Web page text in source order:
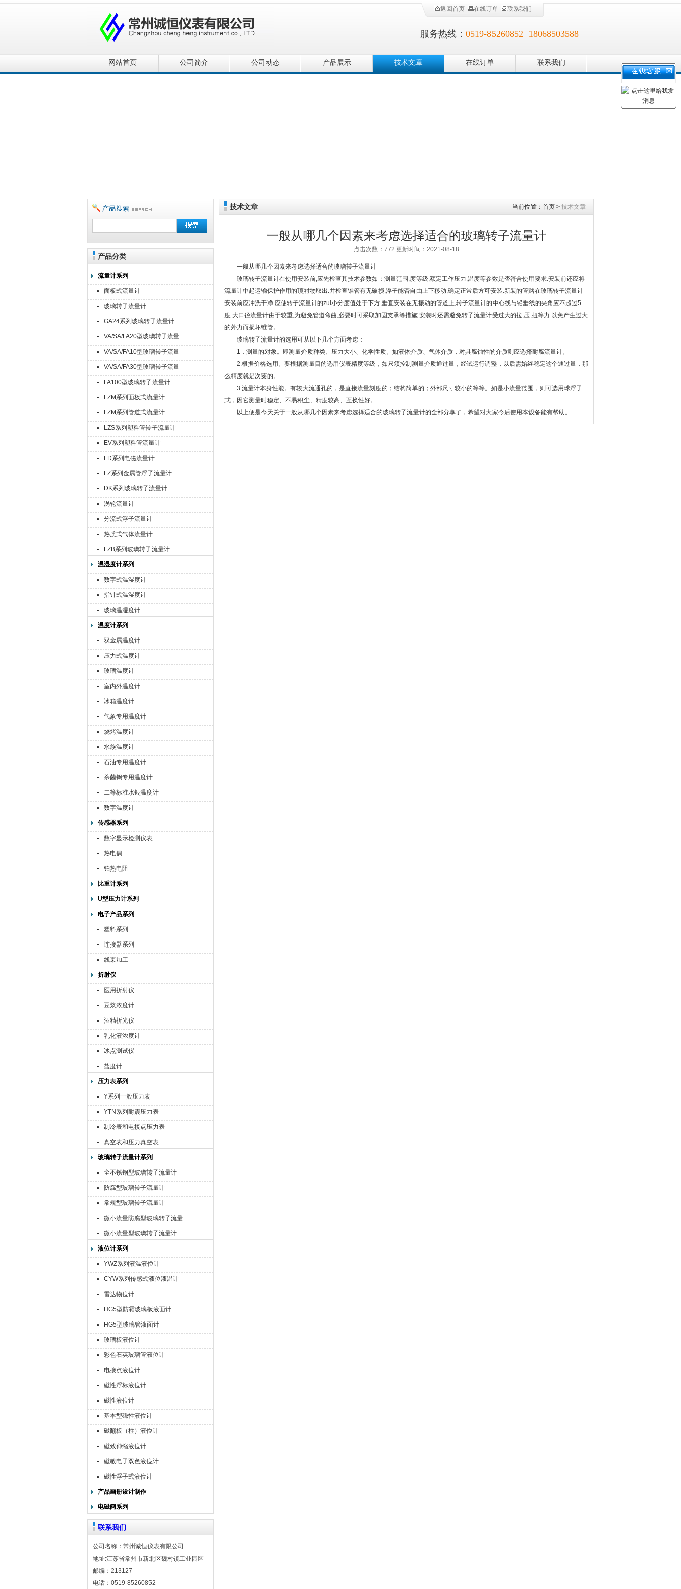
返回首页 在线订单 联系我们
服务热线： 0519-85260852 18068503588
网站首页 公司简介 公司动态 产品展示 技术文章 在线订单 联系我们
产品分类
流量计系列
面板式流量计
玻璃转子流量计
GA24系列玻璃转子流量计
VA/SA/FA20型玻璃转子流量
计
VA/SA/FA10型玻璃转子流量
计
VA/SA/FA30型玻璃转子流量
计
FA100型玻璃转子流量计
LZM系列面板式流量计
LZM系列管道式流量计
LZS系列塑料管转子流量计
EV系列塑料管流量计
LD系列电磁流量计
LZ系列金属管浮子流量计
DK系列玻璃转子流量计
涡轮流量计
分流式浮子流量计
热质式气体流量计
LZB系列玻璃转子流量计
温湿度计系列
数字式温湿度计
指针式温湿度计
玻璃温湿度计
温度计系列
双金属温度计
压力式温度计
玻璃温度计
室内外温度计
冰箱温度计
气象专用温度计
烧烤温度计
水族温度计
石油专用温度计
杀菌锅专用温度计
二等标准水银温度计
数字温度计
传感器系列
数字显示检测仪表
热电偶
铂热电阻
比重计系列
U型压力计系列
电子产品系列
塑料系列
连接器系列
线束加工
折射仪
医用折射仪
豆浆浓度计
酒精折光仪
乳化液浓度计
冰点测试仪
盐度计
压力表系列
Y系列一般压力表
YTN系列耐震压力表
制冷表和电接点压力表
真空表和压力真空表
玻璃转子流量计系列
全不锈钢型玻璃转子流量计
防腐型玻璃转子流量计
常规型玻璃转子流量计
微小流量防腐型玻璃转子流量
计
微小流量型玻璃转子流量计
液位计系列
YWZ系列液温液位计
CYW系列传感式液位液温计
雷达物位计
HG5型防霜玻璃板液面计
HG5型玻璃管液面计
玻璃板液位计
彩色石英玻璃管液位计
电接点液位计
磁性浮标液位计
磁性液位计
基本型磁性液位计
磁翻板（柱）液位计
磁致伸缩液位计
磁敏电子双色液位计
磁性浮子式液位计
产品画册设计制作
电磁阀系列
联系我们
公司名称：常州诚恒仪表有限公司
地址:江苏省常州市新北区魏村镇工业园区
邮编：213127
电话：0519-85260852
技术文章 当前位置： 首页 > 技术文章
一般从哪几个因素来考虑选择适合的玻璃转子流量计
点击次数：772 更新时间：2021-08-18
一般从哪几个因素来考虑选择适合的玻璃转子流量计
玻璃转子流量计在使用安装前,应先检查其技术参数如：测量范围,度等级,额定工作压力,温度等参数是否符合使用要求.安装前还应将
流量计中起运输保护作用的顶衬物取出.并检查锥管有无破损,浮子能否自由上下移动,确定正常后方可安装.新装的管路在玻璃转子流量计
安装前应冲洗干净.应使转子流量计的zui小分度值处于下方,垂直安装在无振动的管道上,转子流量计的中心线与铅垂线的夹角应不超过5
度.大口径流量计由于较重,为避免管道弯曲,必要时可采取加固支承等措施.安装时还需避免转子流量计受过大的拉,压,扭等力.以免产生过大
的外力而损坏锥管。
玻璃转子流量计的选用可从以下几个方面考虑：
1．测量的对象。即测量介质种类、压力大小、化学性质。如液体介质、气体介质，对具腐蚀性的介质则应选择耐腐流量计。
2.根据价格选用。要根据测量目的选用仪表精度等级，如只须控制测量介质通过量，经试运行调整，以后需始终稳定这个通过量，那
么精度就是次要的。
3.流量计本身性能。有较大流通孔的，是直接流量刻度的；结构简单的；外部尺寸较小的等等。如是小流量范围，则可选用球浮子
式，因它测量时稳定、不易积尘、精度较高、互换性好。
以上便是今天关于一般从哪几个因素来考虑选择适合的玻璃转子流量计的全部分享了，希望对大家今后使用本设备能有帮助。